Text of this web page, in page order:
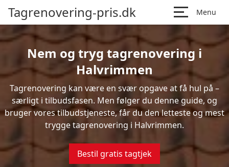
Tagrenovering-pris.dk Menu
Nem og tryg tagrenovering i
Halvrimmen
Tagrenovering kan være en svær opgave at få hul på –
særligt i tilbudsfasen. Men følger du denne guide, og
bruger vores tilbudstjeneste, får du den letteste og mest
trygge tagrenovering i Halvrimmen.
Bestil gratis tagtjek